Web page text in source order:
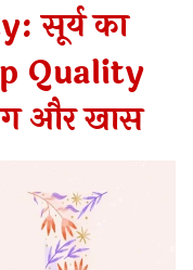
सूर्य का
Quality
और खास